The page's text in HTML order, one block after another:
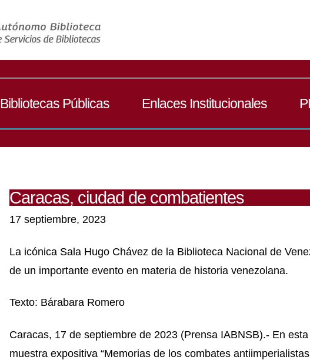
Bibliotecas Públicas Enlaces Institucionales
Caracas, ciudad de combatientes
17 septiembre, 2023
La icónica Sala Hugo Chávez de la Biblioteca Nacional de
de un importante evento en materia de historia venezolana.
Texto: Bárabara Romero
Caracas, 17 de septiembre de 2023 (Prensa IABNSB).- En
muestra expositiva “Memorias de los combates